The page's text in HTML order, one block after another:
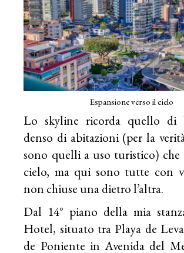
Espansione verso il cielo
Lo skyline ricorda quello di
denso di abitazioni (per la
sono quelli a uso turistico)
cielo, ma qui sono tutte con
non chiuse una dietro l’altra.
Dal 14° piano della mia
Hotel, situato tra Playa de
de Poniente in Avenida del